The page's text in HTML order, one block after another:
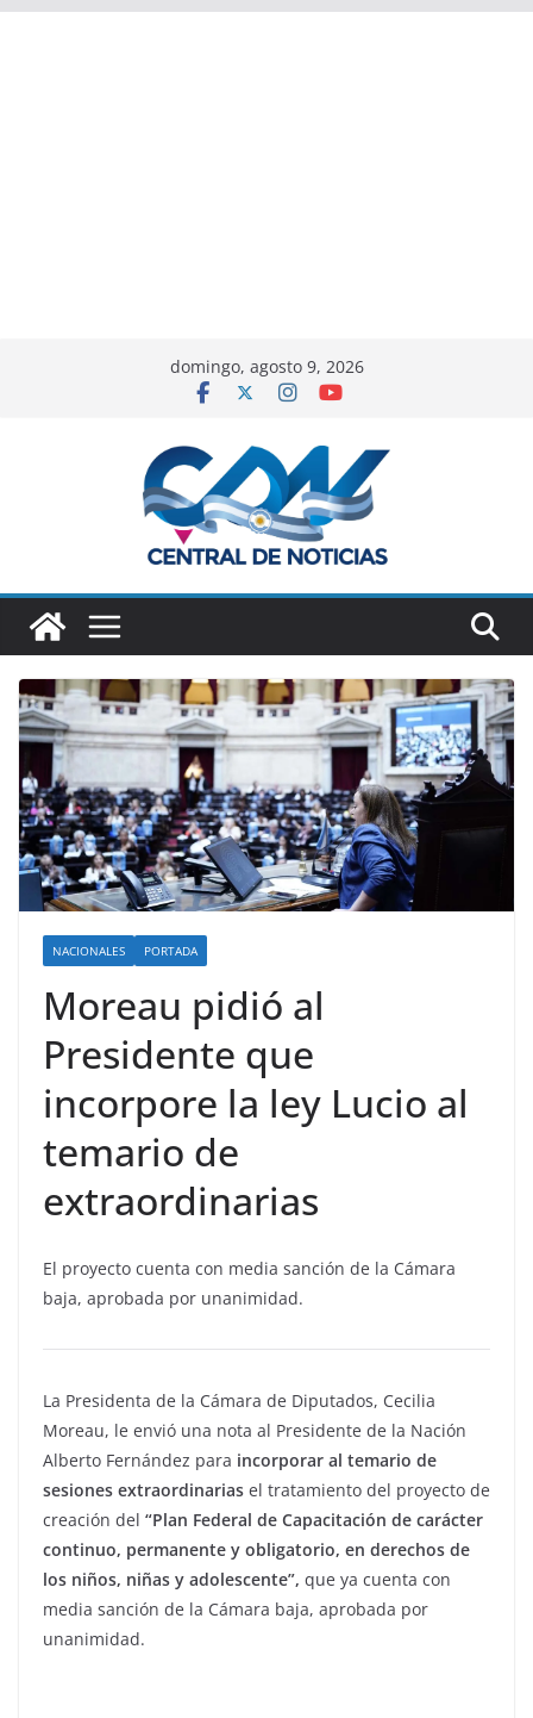
domingo, agosto 9, 2026
NACIONALES PORTADA
Moreau pidió al
Presidente que
incorpore la ley Lucio al
temario de
extraordinarias
El proyecto cuenta con media sanción de la Cámara
baja, aprobada por unanimidad.
La Presidenta de la Cámara de Diputados, Cecilia
Moreau, le envió una nota al Presidente de la Nación
Alberto Fernández para incorporar al temario de
sesiones extraordinarias el tratamiento del proyecto de
creación del “Plan Federal de Capacitación de carácter
continuo, permanente y obligatorio, en derechos de
los niños, niñas y adolescente”, que ya cuenta con
media sanción de la Cámara baja, aprobada por
unanimidad.